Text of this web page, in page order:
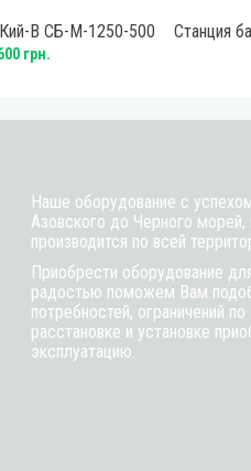
В СБ-М-1250-500
грн.
Станция
Наше оборудование с
Азовского до Черного морей,
производится по всей
Приобрести оборудование
радостью поможем Вам
потребностей, ограничений
расстановке и установке
эксплуатацию.